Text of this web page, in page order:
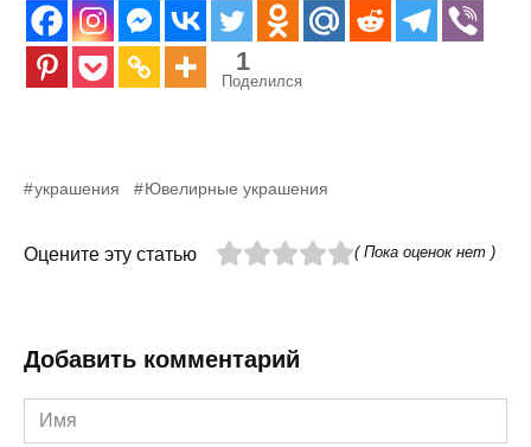
1
Поделился
украшения Ювелирные украшения
Оцените эту статью ( Пока оценок нет )
Добавить комментарий
Имя
*